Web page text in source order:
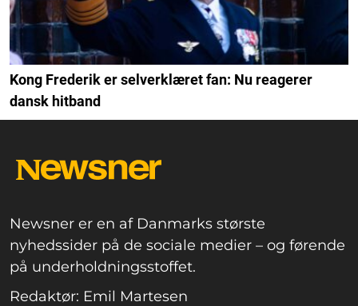
Kong Frederik er selverklæret fan: Nu reagerer
dansk hitband
Newsner er en af Danmarks største
nyhedssider på de sociale medier – og førende
på underholdningsstoffet.
Redaktør: Emil Martesen